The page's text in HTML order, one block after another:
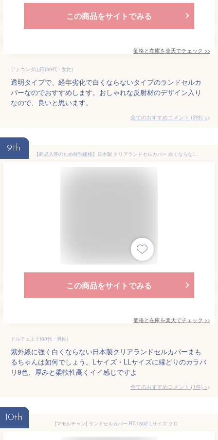
この商品をサイトでみる
価格と在庫を楽天でチェック >>
アナコンダ山田(30代・女性)
透明タイプで、経年劣化で白くならないタイプのランドセルカ
バーなのでおすすめします。おしゃれな反射材のデザイン入り
なので、良いと思います。
全てのおすすめコメント (2件) >
9th
【商品入替のため特別価格】日本製 クリアランドセルカバー 白くならない 厚手 【まもるちゃん】 国産 透明 シンプル 男の子 女の子 入学準備 新入学 新学期 プレゼント 小学生 透明カバー 赤 ピンク 水色 パープル 紫 ブルー 青 ブラウン 茶 ブラック 黒 ミント キャメル
この商品をサイトでみる
価格と在庫を楽天でチェック >>
ドルチェ王子(60代・男性)
紫外線に強く白くならない日本製クリアランドセルカバーまも
るちゃんは如何でしょう。Lサイズ・LLサイズに縁どりのカラバ
リ9色、厚みと柔軟性高くイイ感じですよ
全てのおすすめコメント (1件) >
10th
[マモルチャン] ランドセルカバー RT-1502 Lサイズ クロ